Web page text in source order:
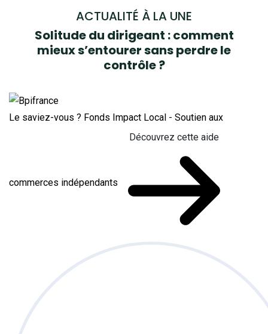
ACTUALITÉ À LA UNE
Solitude du dirigeant : comment
mieux s’entourer sans perdre le
contrôle ?
Le saviez-vous ? Fonds Impact Local - Soutien aux
commerces indépendants
Découvrez cette aide